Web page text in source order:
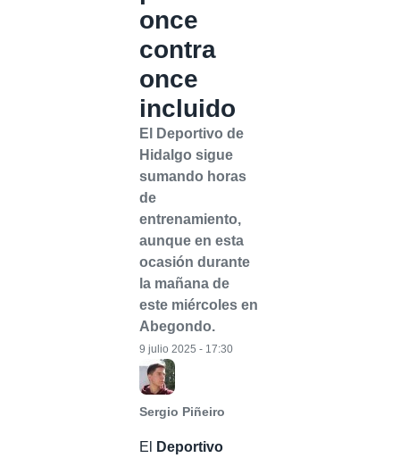
once
contra
once
incluido
El Deportivo de
Hidalgo sigue
sumando horas
de
entrenamiento,
aunque en esta
ocasión durante
la mañana de
este miércoles en
Abegondo.
Sergio Piñeiro
9 julio 2025 - 17:30
El
Deportivo